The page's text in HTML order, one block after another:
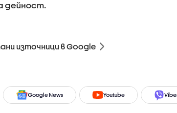
дейност.
източници в Google
Google News Youtube